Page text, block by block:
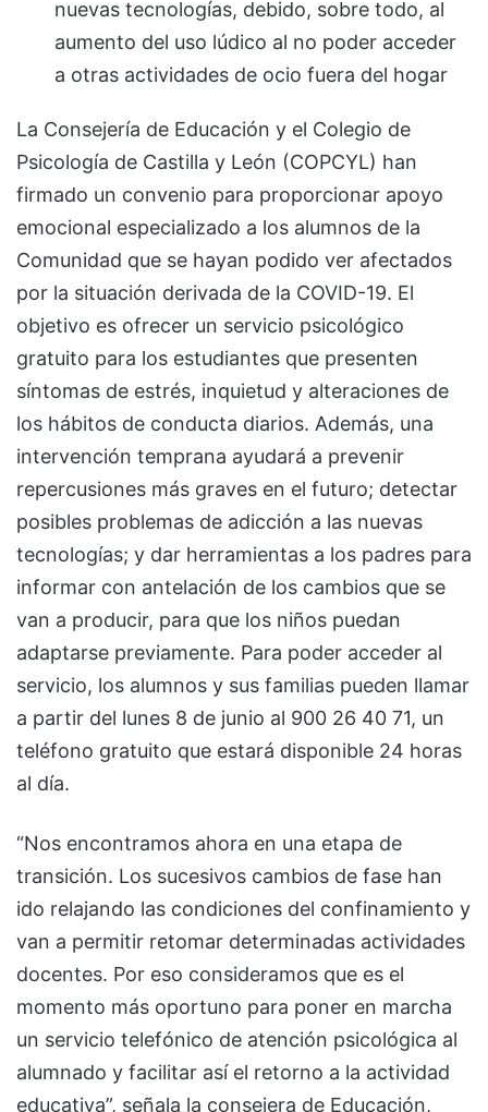
nuevas tecnologías, debido, sobre todo, al
aumento del uso lúdico al no poder acceder
a otras actividades de ocio fuera del hogar
La Consejería de Educación y el Colegio de
Psicología de Castilla y León (COPCYL) han
firmado un convenio para proporcionar apoyo
emocional especializado a los alumnos de la
Comunidad que se hayan podido ver afectados
por la situación derivada de la COVID-19. El
objetivo es ofrecer un servicio psicológico
gratuito para los estudiantes que presenten
síntomas de estrés, inquietud y alteraciones de
los hábitos de conducta diarios. Además, una
intervención temprana ayudará a prevenir
repercusiones más graves en el futuro; detectar
posibles problemas de adicción a las nuevas
tecnologías; y dar herramientas a los padres para
informar con antelación de los cambios que se
van a producir, para que los niños puedan
adaptarse previamente. Para poder acceder al
servicio, los alumnos y sus familias pueden llamar
a partir del lunes 8 de junio al 900 26 40 71, un
teléfono gratuito que estará disponible 24 horas
al día.
“Nos encontramos ahora en una etapa de
transición. Los sucesivos cambios de fase han
ido relajando las condiciones del confinamiento y
van a permitir retomar determinadas actividades
docentes. Por eso consideramos que es el
momento más oportuno para poner en marcha
un servicio telefónico de atención psicológica al
alumnado y facilitar así el retorno a la actividad
educativa”, señala la consejera de Educación,